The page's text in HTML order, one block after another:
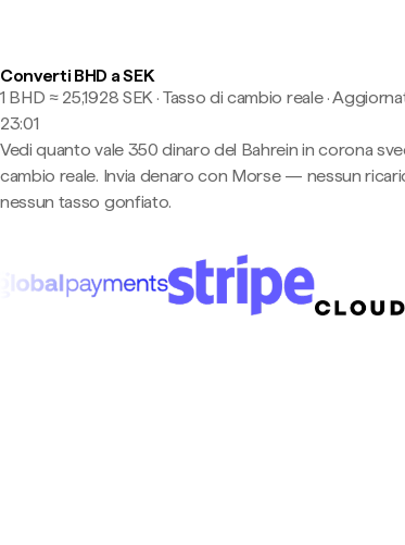
Converti BHD a SEK
1 BHD ≈ 25,1928 SEK · Tasso di cambio reale·
23:01
Vedi quanto vale 350 dinaro del Bahrein in corona
cambio reale. Invia denaro con Morse — nessun
nessun tasso gonfiato.